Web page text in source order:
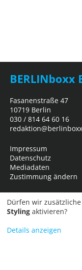
BERLINboxx
Fasanenstraße 47
10719 Berlin
030 / 814 64 60 16
Impressum
Datenschutz
Mediadaten
Zustimmung ändern
Dürfen wir
Styling aktivieren?
Details anzeigen